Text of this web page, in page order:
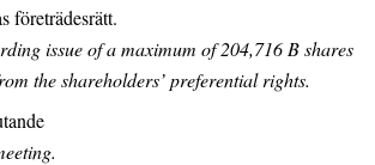
företrädesrätt.
issue of a maximum of 204,716 B shares
the shareholders’ preferential rights.